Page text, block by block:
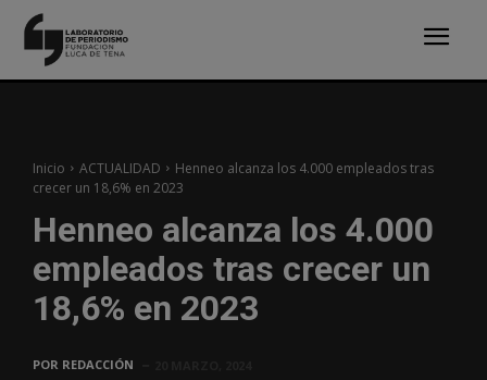
Inicio ACTUALIDAD
Henneo alcanza los 4.000 empleados tras
crecer un 18,6% en 2023
Henneo alcanza los 4.000
empleados tras crecer un
18,6% en 2023
POR REDACCIÓN